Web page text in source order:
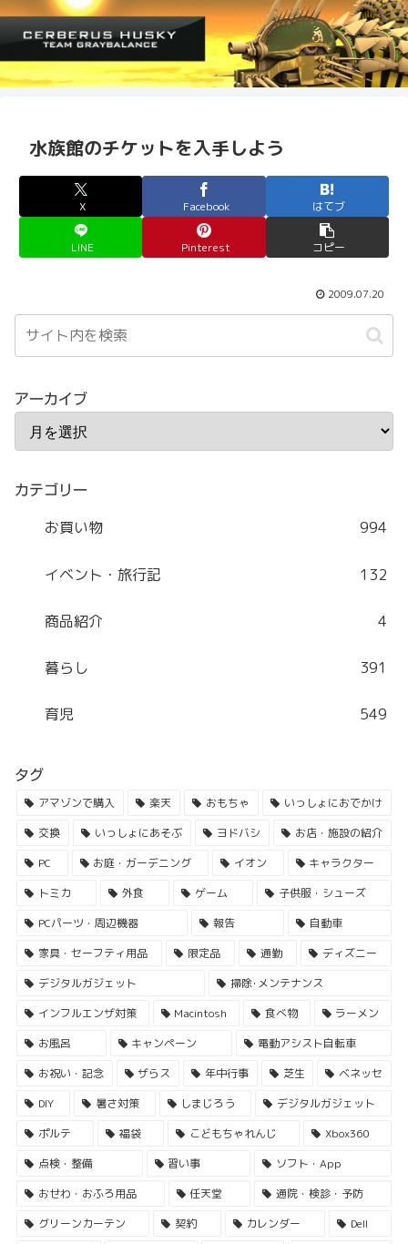
水族館のチケットを入手しよう
X Facebook はてブ
LINE Pinterest コピー
2009.07.20
アーカイブ
カテゴリー
お買い物 994
イベント・旅行記 132
商品紹介 4
暮らし 391
育児 549
タグ
アマゾンで購入 楽天 おもちゃ
いっしょにおでかけ
交換
いっしょにあそぶ ヨドバシ
お店・施設の紹介
PC
お庭・ガーデニング イオン
キャラクター
トミカ
外食 ゲーム
子供服・シューズ
PCパーツ・周辺機器
報告
自動車
家具・セーフティ用品
限定品 通勤
ディズニー
デジタルガジェット
掃除･メンテナンス
インフルエンザ対策
Macintosh 食べ物
ラーメン
お風呂
キャンペーン
電動アシスト自転車
お祝い・記念
ザらス 年中行事 芝生
ベネッセ
DIY
暑さ対策 しまじろう
デジタルガジェット
ポルテ
福袋 こどもちゃれんじ
Xbox360
点検・整備
習い事
ソフト・App
おせわ・おふろ用品
任天堂
通院・検診・予防
グリーンカーテン
契約 カレンダー
Dell